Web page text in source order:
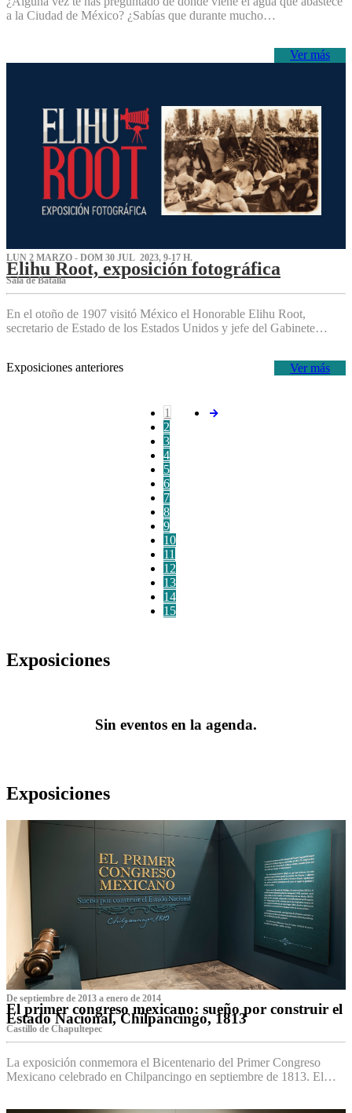
a la Ciudad de México? ¿Sabías que durante mucho…
Ver más
LUN 2 MARZO - DOM 30 JUL 2023, 9-17 H.
Elihu Root, exposición fotográfica
Sala de Batalla
En el otoño de 1907 visitó México el Honorable Elihu Root,
secretario de Estado de los Estados Unidos y jefe del Gabinete…
Ver más
Exposiciones anteriores
1
2
3
4
5
6
7
8
9
10
11
12
13
14
15
Exposiciones
Sin eventos en la agenda.
Exposiciones
De septiembre de 2013 a enero de 2014
El primer congreso mexicano: sueño por construir el
Estado Nacional, Chilpancingo, 1813
Castillo de Chapultepec
La exposición conmemora el Bicentenario del Primer Congreso
Mexicano celebrado en Chilpancingo en septiembre de 1813. El…